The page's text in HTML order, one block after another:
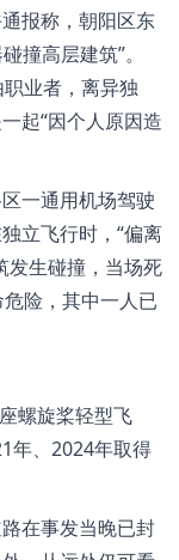
报称，朝阳区东
撞高层建筑”。
业者，离异独
起“因个人原因造
一通用机场驾驶
立飞行时，“偏离
发生碰撞，当场死
险，其中一人已
螺旋桨轻型飞
年、2024年取得
在事发当晚已封